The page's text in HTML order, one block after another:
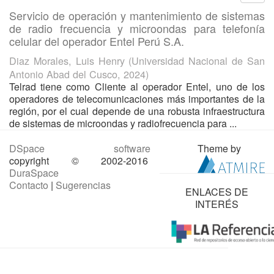
Servicio de operación y mantenimiento de sistemas
de radio frecuencia y microondas para telefonía
celular del operador Entel Perú S.A.
Diaz Morales, Luis Henry (Universidad Nacional de San
Antonio Abad del Cusco, 2024)
Telrad tiene como Cliente al operador Entel, uno de los
operadores de telecomunicaciones más importantes de la
región, por el cual depende de una robusta infraestructura
de sistemas de microondas y radiofrecuencia para ...
DSpace software
copyright © 2002-2016
DuraSpace
Contacto | Sugerencias
Theme by
ENLACES DE
INTERÉS